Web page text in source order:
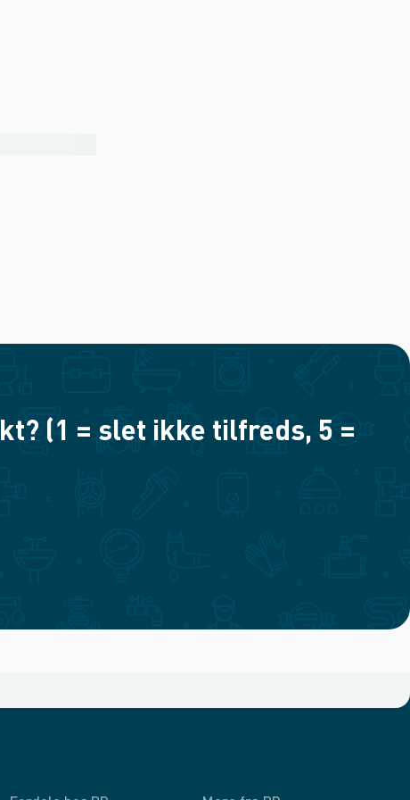
(1 = slet ikke tilfreds, 5 =